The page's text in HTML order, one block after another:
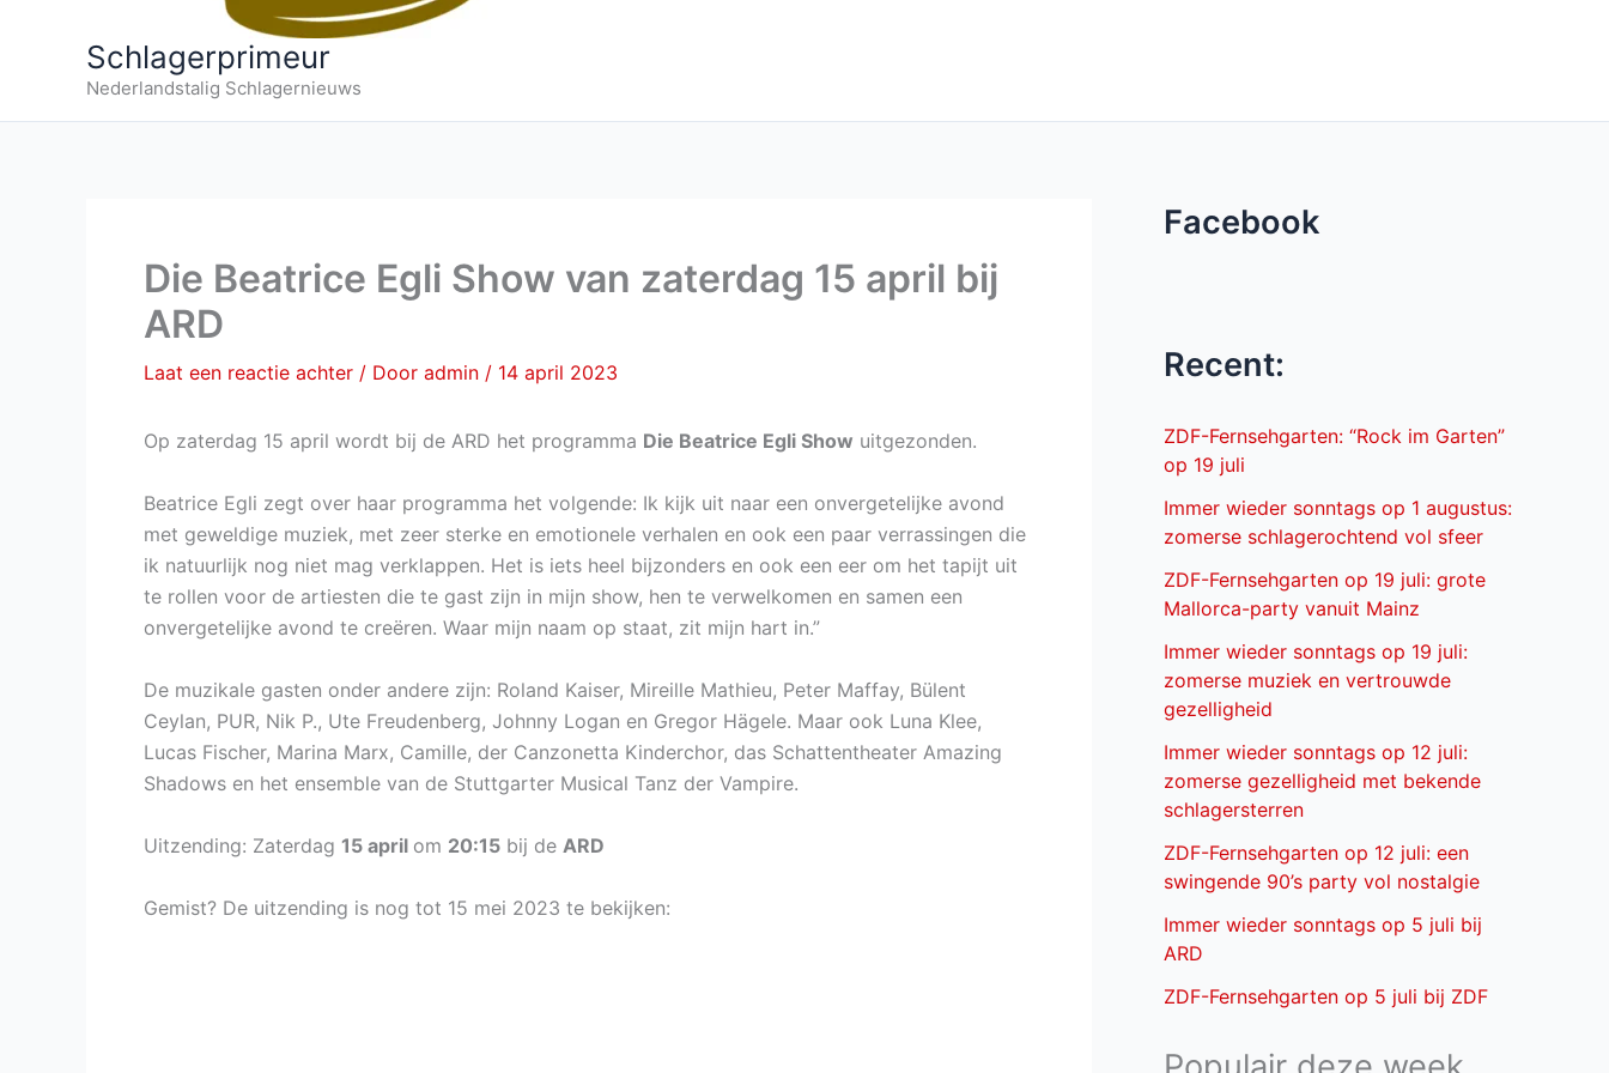
Schlagerprimeur
Nederlandstalig Schlagernieuws
Die Beatrice Egli Show van zaterdag 15 april bij
ARD
Laat een reactie achter / Door admin / 14 april 2023
Op zaterdag 15 april wordt bij de ARD het programma Die Beatrice Egli Show uitgezonden.
Beatrice Egli zegt over haar programma het volgende: Ik kijk uit naar een onvergetelijke avond
met geweldige muziek, met zeer sterke en emotionele verhalen en ook een paar verrassingen die
ik natuurlijk nog niet mag verklappen. Het is iets heel bijzonders en ook een eer om het tapijt uit
te rollen voor de artiesten die te gast zijn in mijn show, hen te verwelkomen en samen een
onvergetelijke avond te creëren. Waar mijn naam op staat, zit mijn hart in.”
De muzikale gasten onder andere zijn: Roland Kaiser, Mireille Mathieu, Peter Maffay, Bülent
Ceylan, PUR, Nik P., Ute Freudenberg, Johnny Logan en Gregor Hägele. Maar ook Luna Klee,
Lucas Fischer, Marina Marx, Camille, der Canzonetta Kinderchor, das Schattentheater Amazing
Shadows en het ensemble van de Stuttgarter Musical Tanz der Vampire.
Uitzending: Zaterdag 15 april om 20:15 bij de ARD
Gemist? De uitzending is nog tot 15 mei 2023 te bekijken:
Facebook
Recent:
ZDF-Fernsehgarten: “Rock im Garten”
op 19 juli
Immer wieder sonntags op 1 augustus:
zomerse schlagerochtend vol sfeer
ZDF-Fernsehgarten op 19 juli: grote
Mallorca-party vanuit Mainz
Immer wieder sonntags op 19 juli:
zomerse muziek en vertrouwde
gezelligheid
Immer wieder sonntags op 12 juli:
zomerse gezelligheid met bekende
schlagersterren
ZDF-Fernsehgarten op 12 juli: een
swingende 90’s party vol nostalgie
Immer wieder sonntags op 5 juli bij
ARD
ZDF-Fernsehgarten op 5 juli bij ZDF